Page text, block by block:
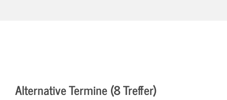
Alternative Termine (8 Treffer)